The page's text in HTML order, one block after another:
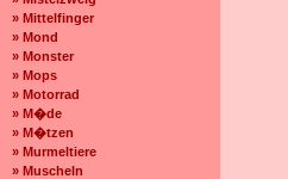
» Mittelfinger
» Mond
» Monster
» Mops
» Motorrad
» M�de
» M�tzen
» Murmeltiere
» Muscheln